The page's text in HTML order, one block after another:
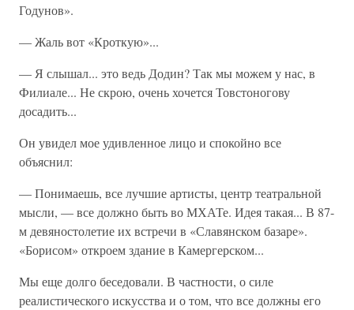
Годунов».
— Жаль вот «Кроткую»...
— Я слышал... это ведь Додин? Так мы можем у нас, в
Филиале... Не скрою, очень хочется Товстоногову
досадить...
Он увидел мое удивленное лицо и спокойно все
объяснил:
— Понимаешь, все лучшие артисты, центр театральной
мысли, — все должно быть во МХАТе. Идея такая... В 87-
м девяностолетие их встречи в «Славянском базаре».
«Борисом» откроем здание в Камергерском...
Мы еще долго беседовали. В частности, о силе
реалистического искусства и о том, что все должны его